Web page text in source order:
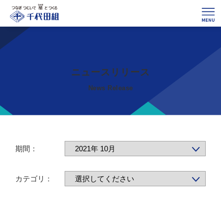
ニュースリリース
News Release
期間：
カテゴリ：